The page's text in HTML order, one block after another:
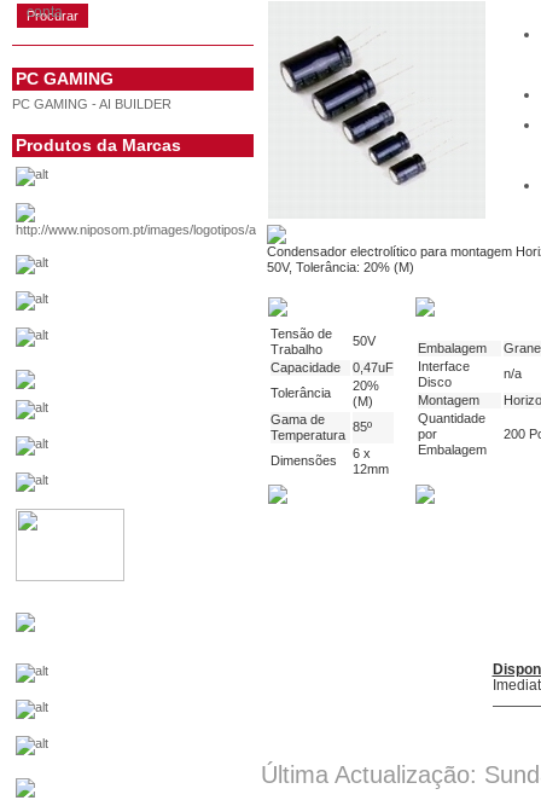
conta
PC GAMING
PC GAMING - AI BUILDER
Produtos da Marcas
Condensador electrolítico para montagem
50V, Tolerância: 20% (M)
Tensão de
Trabalho
50V
Capacidade
0,47uF
Tolerância
20%
(M)
Gama de
Temperatura
85º
Dimensões
6 x
12mm
Embalagem
Interface
Disco
n/a
Montagem
Quantidade
por
Embalagem
200
Última Actualização: